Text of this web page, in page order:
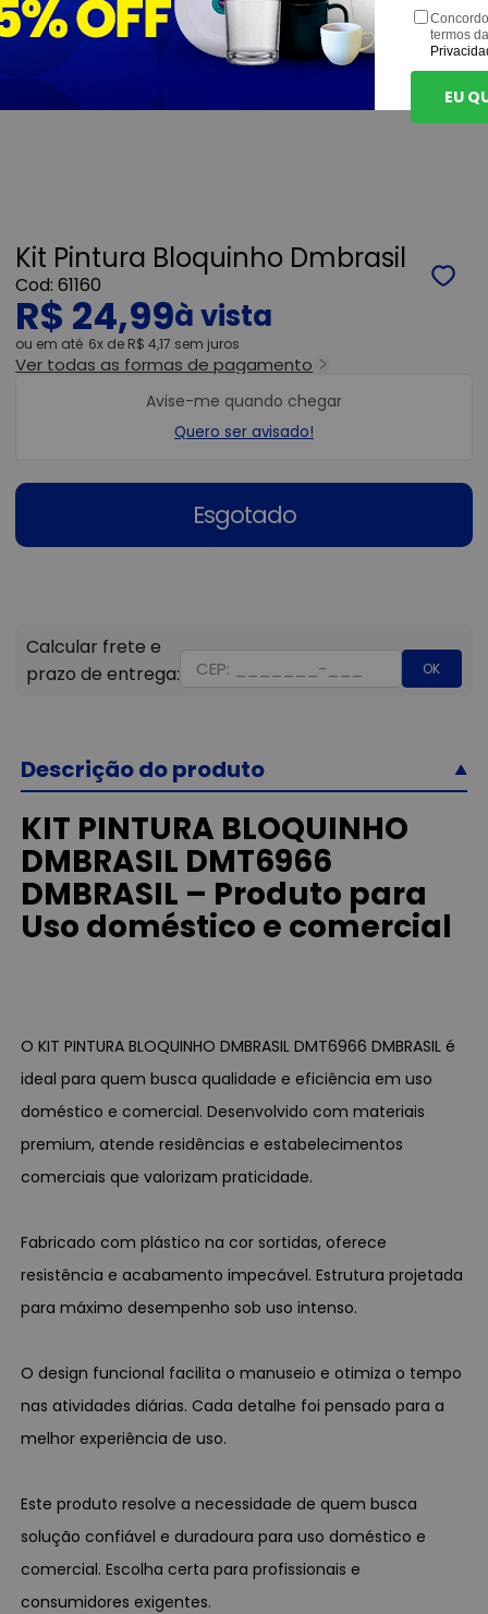
Kit Pintura Bloquinho Dmbrasil
61160
R$ 24,99
ou 6x de R$ 4,17 sem juros
Ver todas as formas de pagamento
Esgotado
Avise-me quando chegar
Quero ser avisado!
OK
Descrição do produto
KIT PINTURA BLOQUINHO
DMBRASIL DMT6966
DMBRASIL – Produto para
Uso doméstico e comercial
O KIT PINTURA BLOQUINHO DMBRASIL DMT6966 DMBRASIL é
ideal para quem busca qualidade e eficiência em uso
doméstico e comercial. Desenvolvido com materiais
premium, atende residências e estabelecimentos
comerciais que valorizam praticidade.
Fabricado com plástico na cor sortidas, oferece
resistência e acabamento impecável. Estrutura projetada
para máximo desempenho sob uso intenso.
O design funcional facilita o manuseio e otimiza o tempo
nas atividades diárias. Cada detalhe foi pensado para a
melhor experiência de uso.
Este produto resolve a necessidade de quem busca
solução confiável e duradoura para uso doméstico e
comercial. Escolha certa para profissionais e
consumidores exigentes.
termos
EU